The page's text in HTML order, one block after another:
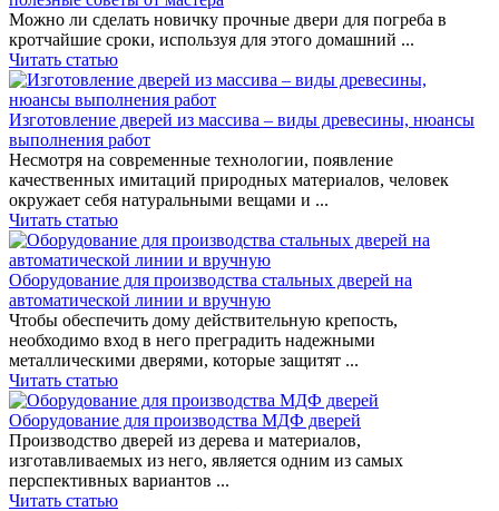
Можно ли сделать новичку прочные двери для погреба в
кротчайшие сроки, используя для этого домашний ...
Читать статью
Изготовление дверей из массива – виды древесины, нюансы
выполнения работ
Несмотря на современные технологии, появление
качественных имитаций природных материалов, человек
окружает себя натуральными вещами и ...
Читать статью
Оборудование для производства стальных дверей на
автоматической линии и вручную
Чтобы обеспечить дому действительную крепость,
необходимо вход в него преградить надежными
металлическими дверями, которые защитят ...
Читать статью
Оборудование для производства МДФ дверей
Производство дверей из дерева и материалов,
изготавливаемых из него, является одним из самых
перспективных вариантов ...
Читать статью